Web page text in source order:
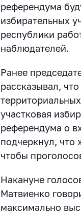
референдума
избирательных
республики
наблюдателей.
Ранее
рассказывал,
участковая
референдума о
подчеркнул, что
чтобы
Накануне
Матвиенко
максимально